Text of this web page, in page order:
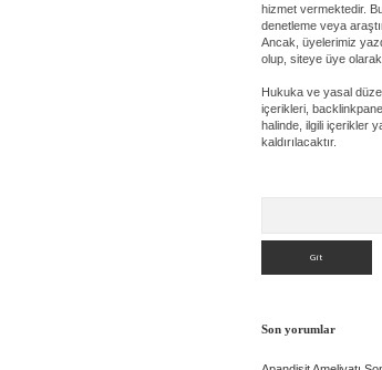
hizmet vermektedir.
denetleme veya
Ancak, üyelerimiz
olup, siteye üye
Hukuka ve yasal
içerikleri,
halinde, ilgili içerikler
kaldırılacaktır.
Son yorumlar